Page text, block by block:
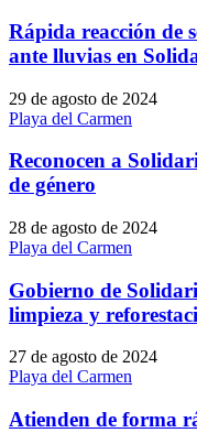
Rápida reacción de
ante lluvias en
29 de agosto de 2024
Playa del Carmen
Reconocen a
de género
28 de agosto de 2024
Playa del Carmen
Gobierno de
limpieza y
27 de agosto de 2024
Playa del Carmen
Atienden de forma